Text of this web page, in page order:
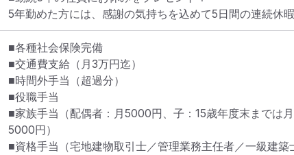
5年勤めた方には、感謝の気持ちを込めて5日間の連続休
■各種社会保険完備
■交通費支給（月3万円迄）
■時間外手当（超過分）
■役職手当
■家族手当（配偶者：月5000円、子：15歳年度末までは
5000円）
■資格手当（宅地建物取引士／管理業務主任者／一級建築